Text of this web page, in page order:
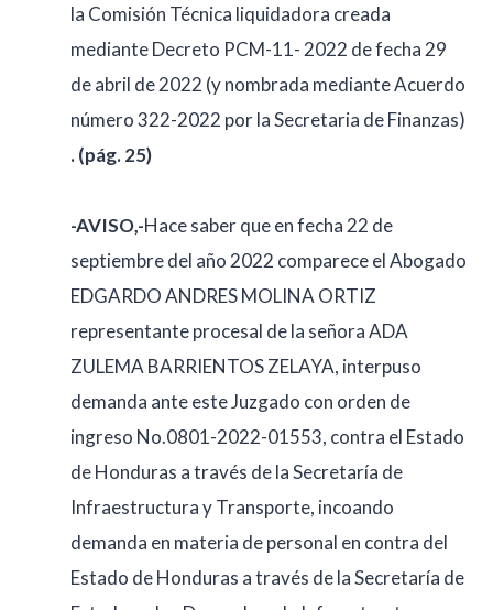
la Comisión Técnica liquidadora creada
mediante Decreto PCM-11- 2022 de fecha 29
de abril de 2022 (y nombrada mediante Acuerdo
número 322-2022 por la Secretaria de Finanzas)
. (pág. 25)
-AVISO,-Hace saber que en fecha 22 de
septiembre del año 2022 comparece el Abogado
EDGARDO ANDRES MOLINA ORTIZ
representante procesal de la señora ADA
ZULEMA BARRIENTOS ZELAYA, interpuso
demanda ante este Juzgado con orden de
ingreso No.0801-2022-01553, contra el Estado
de Honduras a través de la Secretaría de
Infraestructura y Transporte, incoando
demanda en materia de personal en contra del
Estado de Honduras a través de la Secretaría de